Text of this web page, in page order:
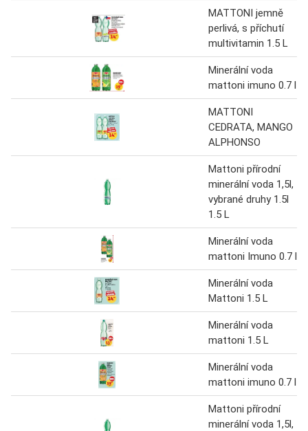
MATTONI jemně
perlivá, s příchutí
multivitamin 1.5 L
Minerální voda
mattoni imuno 0.7 l
MATTONI
CEDRATA, MANGO
ALPHONSO
Mattoni přírodní
minerální voda 1,5l,
vybrané druhy 1.5l
1.5 L
Minerální voda
mattoni Imuno 0.7 l
Minerální voda
Mattoni 1.5 L
Minerální voda
mattoni 1.5 L
Minerální voda
mattoni imuno 0.7 l
Mattoni přírodní
minerální voda 1,5l,